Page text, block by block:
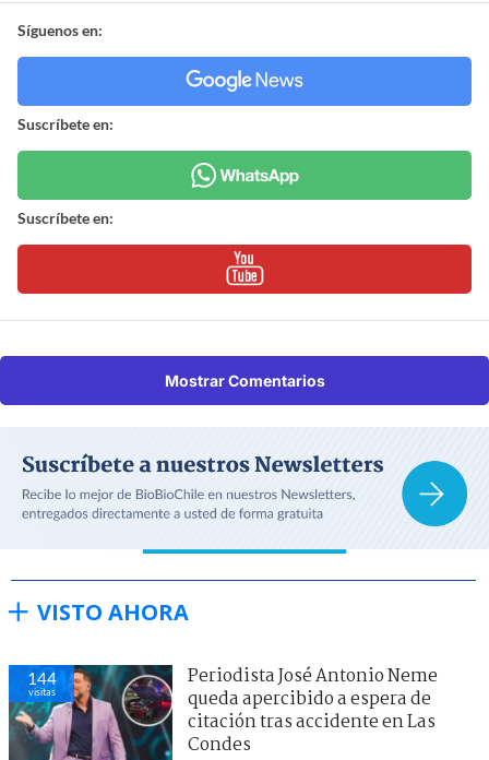
Síguenos en:
Suscríbete en:
Suscríbete en:
Mostrar Comentarios
VISTO AHORA
144
visitas
Periodista José Antonio Neme
queda apercibido a espera de
citación tras accidente en Las
Condes